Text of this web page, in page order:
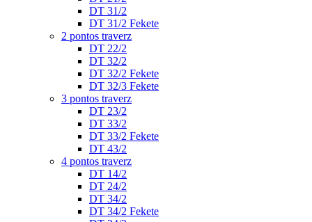
DT 31/2
DT 31/2 Fekete
2 pontos traverz
DT 22/2
DT 32/2
DT 32/2 Fekete
DT 32/3 Fekete
3 pontos traverz
DT 23/2
DT 33/2
DT 33/2 Fekete
DT 43/2
4 pontos traverz
DT 14/2
DT 24/2
DT 34/2
DT 34/2 Fekete